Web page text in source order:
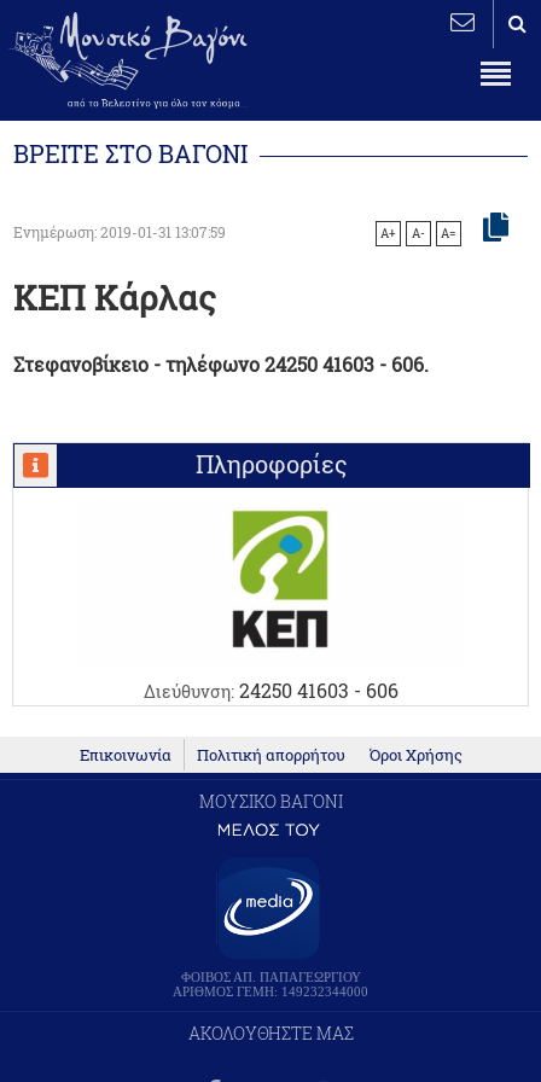
ΒΡΕΙΤΕ ΣΤΟ ΒΑΓΟΝΙ
Ενημέρωση: 2019-01-31 13:07:59 A+ A- A=
ΚΕΠ Κάρλας
Στεφανοβίκειο - τηλέφωνο 24250 41603 - 606.
Πληροφορίες
Διεύθυνση:24250 41603 - 606
Επικοινωνία Πολιτική απορρήτου Όροι Χρήσης
ΜΟΥΣΙΚΟ ΒΑΓΟΝΙ
ΦΟΙΒΟΣ ΑΠ. ΠΑΠΑΓΕΩΡΓΙΟΥ
ΑΡΙΘΜΟΣ ΓΕΜΗ: 149232344000
ΑΚΟΛΟΥΘΗΣΤΕ ΜΑΣ